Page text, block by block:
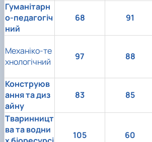
Гуманітарн
о-педагогіч
ний
68 91
Механіко-те
хнологічний
97 88
Конструюв
ання та диз
айну
83 85
Тваринницт
ва та водни
105 60